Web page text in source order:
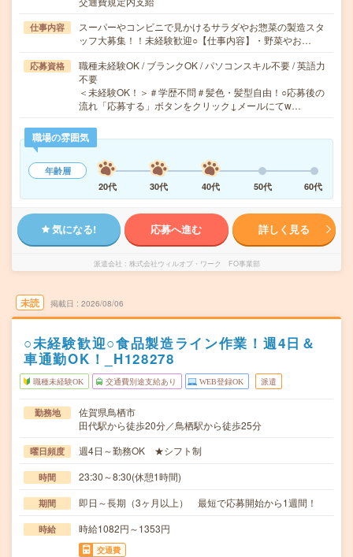
仕事内容
スーパーやコンビニで見かけるサラダやお惣菜の製造スタ
ッフ大募集！！未経験歓迎○【仕事内容】・野菜やお…
応募資格
職種未経験OK / ブランクOK / パソコンスキル不要 / 英語力
不要
＜未経験OK！＞＃学歴不問＃髪色・髪型自由！○応募後の
流れ「応募する」ボタンをクリック↓メールにてw…
職場の雰囲気
年齢層
20代
30代 40代 50代 60代
気になる! 応募へ進む 詳しく見る
派遣会社 株式会社ウィルオブ・ワーク FO事業部
未読 掲載日 2026/08/06
○未経験歓迎○食品製造ライン作業！週4日＆
車通勤OK！_H128278
職種未経験OK 交通費別途支給あり WEB登録OK 派遣
勤務地
佐賀県鳥栖市
田代駅から徒歩20分／鳥栖駅から徒歩25分
曜日頻度 週4日～勤務OK ★シフト制
時間 23:30～8:30(休憩1時間)
期間 即日～長期（3ヶ月以上） 最短で応募開始から1週間！
時給 時給1082円～1353円
交通費